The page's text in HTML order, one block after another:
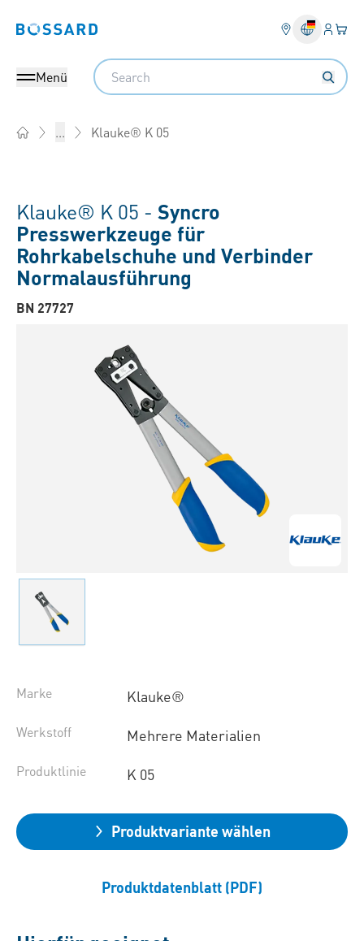
Bossard homepage Ihr
Menü
Search
... Klauke® K 05
Klauke® K 05 - Syncro
Presswerkzeuge für
Rohrkabelschuhe und Verbinder
Normalausführung
BN 27727
Marke Klauke®
Werkstoff Mehrere Materialien
Produktlinie K 05
Produktvariante wählen
Produktdatenblatt (PDF)